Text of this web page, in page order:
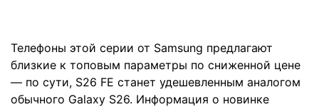
Телефоны этой серии от Samsung предлагают
близкие к топовым параметры по сниженной цене
— по сути, S26 FE станет удешевленным аналогом
обычного Galaxy S26. Информация о новинке